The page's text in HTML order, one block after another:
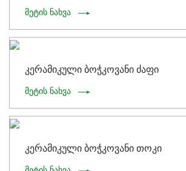
მეტის ნახვა
კერამიკული ბოჭკოვანი ძაფი
მეტის ნახვა
კერამიკული ბოჭკოვანი თოკი